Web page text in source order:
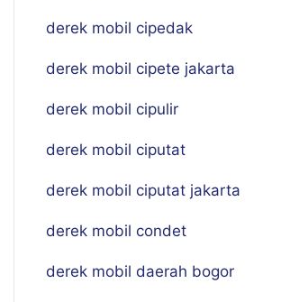
derek mobil cipedak
derek mobil cipete jakarta
derek mobil cipulir
derek mobil ciputat
derek mobil ciputat jakarta
derek mobil condet
derek mobil daerah bogor